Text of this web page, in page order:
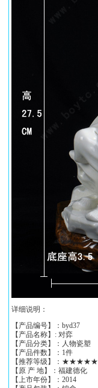
详细说明：
【产品编号】：byd37
【产品名称】: 对弈
【产品分类】：人物瓷塑
【产品件数】：1件
【推荐等级】：★★★★★
【原 产 地】：福建德化
【上市年份】：2014